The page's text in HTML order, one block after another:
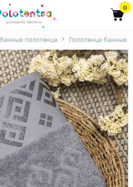
0
Банные полотенца Полотенца банные